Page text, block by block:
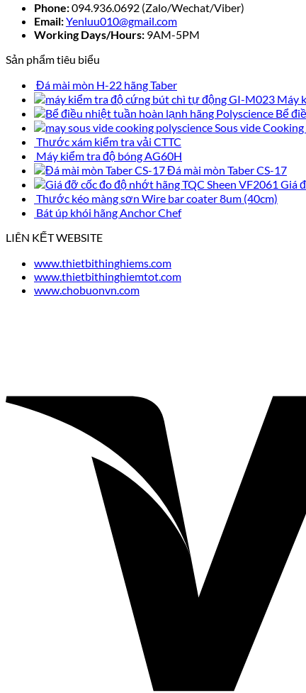
Phone:094.936.0692 (Zalo/Wechat/Viber)
Email:Yenluu010@gmail.com
Working Days/Hours: 9AM-5PM
Sản phẩm tiêu biểu
Đá mài mòn H-22 hãng Taber
Máy
Bể
Sous vide
Thước xám kiểm tra vải CTTC
Máy kiểm tra độ bóng AG60H
Đá mài mòn Taber CS-17
Giá
Thước kéo màng sơn Wire bar coater 8um (40cm)
Bát úp khói hãng Anchor Chef
LIÊN KẾT WEBSITE
www.thietbithinghiems.com
www.thietbithinghiemtot.com
www.chobuonvn.com